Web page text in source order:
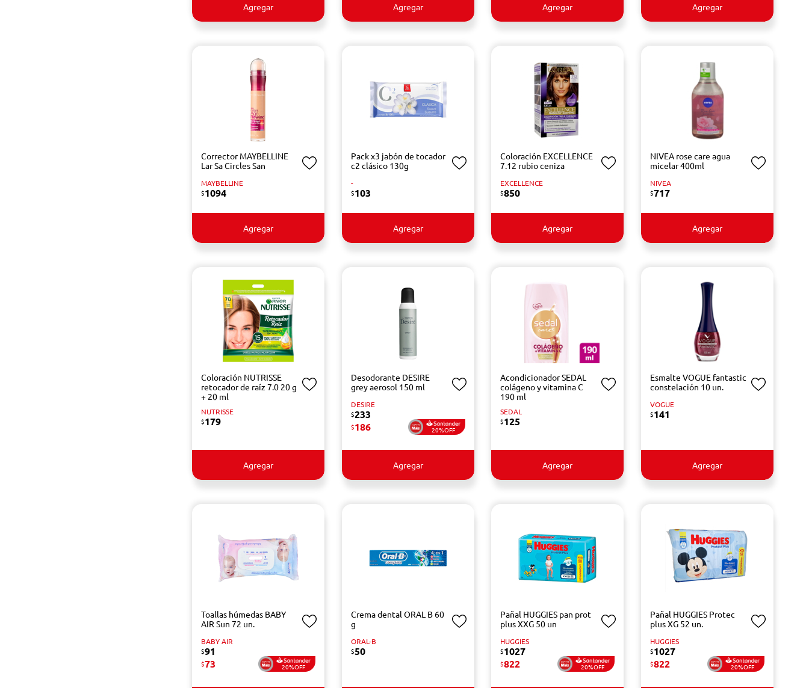
Agregar Agregar Agregar Agregar
Corrector MAYBELLINE
Lar Sa Circles San
MAYBELLINE
$1094
Agregar
Pack x3 jabón de tocador
c2 clásico 130g
-
$103
Agregar
Coloración EXCELLENCE
7.12 rubio ceniza
EXCELLENCE
$850
Agregar
NIVEA rose care agua
micelar 400ml
NIVEA
$717
Agregar
Coloración NUTRISSE
retocador de raíz 7.0 20 g
+ 20 ml
NUTRISSE
$179
Agregar
Desodorante DESIRE
grey aerosol 150 ml
DESIRE
$233
$186 20%OFF
Agregar
Acondicionador SEDAL
colágeno y vitamina C
190 ml
SEDAL
$125
Agregar
Esmalte VOGUE fantastic
constelación 10 un.
VOGUE
$141
Agregar
Toallas húmedas BABY
AIR Sun 72 un.
BABY AIR
$91
$73 20%OFF
Crema dental ORAL B 60
g
ORAL-B
$50
Pañal HUGGIES pan prot
plus XXG 50 un
HUGGIES
$1027
$822 20%OFF
Pañal HUGGIES Protec
plus XG 52 un.
HUGGIES
$1027
$822 20%OFF